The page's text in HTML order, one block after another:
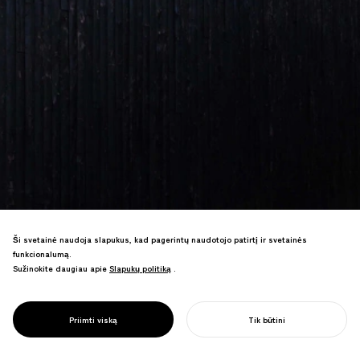
PROJECT
SACHI HOUSE
Architecture MasterPrize apdovanojimą
tarp kitų tarptautinių pagerbimų.
Ši svetainė naudoja slapukus, kad pagerintų naudotojo patirtį ir svetainės
funkcionalumą.
Sužinokite daugiau apie Slapukų politiką
Slapukų politiką .
Priimti viską Tik būtini